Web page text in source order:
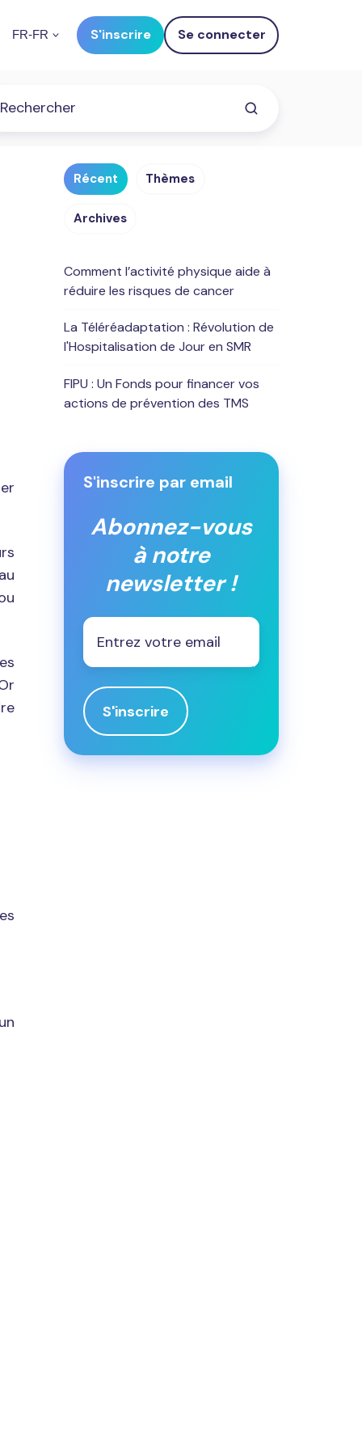
FR-FR S'inscrire Se connecter
Récent Thèmes
Archives
Comment l’activité physique aide à
réduire les risques de cancer
La Téléréadaptation : Révolution de
l'Hospitalisation de Jour en SMR
FIPU : Un Fonds pour financer vos
actions de prévention des TMS
S'inscrire par email
Abonnez-vous
à notre
newsletter !
Email